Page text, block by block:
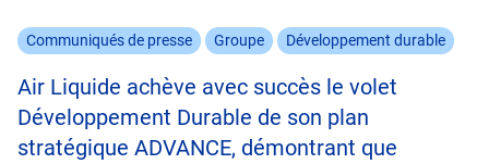
Communiqués de presse Groupe Développement durable
Air Liquide achève avec succès le volet
Développement Durable de son plan
stratégique ADVANCE, démontrant que